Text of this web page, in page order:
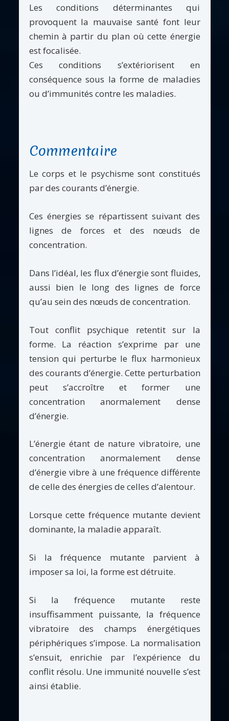
Les conditions déterminantes qui
provoquent la mauvaise santé font leur
chemin à partir du plan où cette énergie
est focalisée.
Ces conditions s’extériorisent en
conséquence sous la forme de maladies
ou d’immunités contre les maladies.
Commentaire
Le corps et le psychisme sont constitués
par des courants d’énergie.
Ces énergies se répartissent suivant des
lignes de forces et des nœuds de
concentration.
Dans l’idéal, les flux d’énergie sont fluides,
aussi bien le long des lignes de force
qu’au sein des nœuds de concentration.
Tout conflit psychique retentit sur la
forme. La réaction s’exprime par une
tension qui perturbe le flux harmonieux
des courants d’énergie. Cette perturbation
peut s’accroître et former une
concentration anormalement dense
d’énergie.
L’énergie étant de nature vibratoire, une
concentration anormalement dense
d’énergie vibre à une fréquence différente
de celle des énergies de celles d’alentour.
Lorsque cette fréquence mutante devient
dominante, la maladie apparaît.
Si la fréquence mutante parvient à
imposer sa loi, la forme est détruite.
Si la fréquence mutante reste
insuffisamment puissante, la fréquence
vibratoire des champs énergétiques
périphériques s’impose. La normalisation
s’ensuit, enrichie par l’expérience du
conflit résolu. Une immunité nouvelle s’est
ainsi établie.